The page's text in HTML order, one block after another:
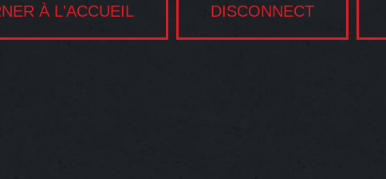
À L'ACCUEIL DISCONNECT